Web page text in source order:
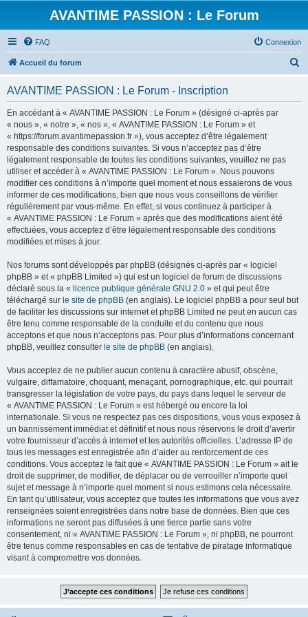
AVANTIME PASSION : Le Forum
FAQ Connexion
Accueil du forum
AVANTIME PASSION : Le Forum - Inscription
En accédant à « AVANTIME PASSION : Le Forum » (désigné ci-après par
« nous », « notre », « nos », « AVANTIME PASSION : Le Forum » et
« https://forum.avantimepassion.fr »), vous acceptez d’être légalement
responsable des conditions suivantes. Si vous n’acceptez pas d’être
légalement responsable de toutes les conditions suivantes, veuillez ne pas
utiliser et accéder à « AVANTIME PASSION : Le Forum ». Nous pouvons
modifier ces conditions à n’importe quel moment et nous essaierons de vous
informer de ces modifications, bien que nous vous conseillons de vérifier
régulièrement par vous-même. En effet, si vous continuez à participer à
« AVANTIME PASSION : Le Forum » après que des modifications aient été
effectuées, vous acceptez d’être légalement responsable des conditions
modifiées et mises à jour.
Nos forums sont développés par phpBB (désignés ci-après par « logiciel
phpBB » et « phpBB Limited ») qui est un logiciel de forum de discussions
déclaré sous la « licence publique générale GNU 2.0 » et qui peut être
téléchargé sur le site de phpBB (en anglais). Le logiciel phpBB a pour seul but
de faciliter les discussions sur internet et phpBB Limited ne peut en aucun cas
être tenu comme responsable de la conduite et du contenu que nous
acceptons et que nous n’acceptons pas. Pour plus d’informations concernant
phpBB, veuillez consulter le site de phpBB (en anglais).
Vous acceptez de ne publier aucun contenu à caractère abusif, obscène,
vulgaire, diffamatoire, choquant, menaçant, pornographique, etc. qui pourrait
transgresser la législation de votre pays, du pays dans lequel le serveur de
« AVANTIME PASSION : Le Forum » est hébergé ou encore la loi
internationale. Si vous ne respectez pas ces dispositions, vous vous exposez à
un bannissement immédiat et définitif et nous nous réservons le droit d’avertir
votre fournisseur d’accès à internet et les autorités officielles. L’adresse IP de
tous les messages est enregistrée afin d’aider au renforcement de ces
conditions. Vous acceptez le fait que « AVANTIME PASSION : Le Forum » ait le
droit de supprimer, de modifier, de déplacer ou de verrouiller n’importe quel
sujet et message à n’importe quel moment si nous estimons cela nécessaire.
En tant qu’utilisateur, vous acceptez que toutes les informations que vous avez
renseignées soient enregistrées dans notre base de données. Bien que ces
informations ne seront pas diffusées à une tierce partie sans votre
consentement, ni « AVANTIME PASSION : Le Forum », ni phpBB, ne pourront
être tenus comme responsables en cas de tentative de piratage informatique
visant à compromettre vos données.